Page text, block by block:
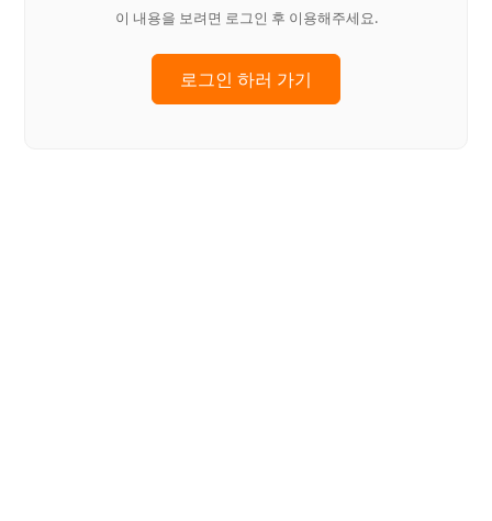
이 내용을 보려면 로그인 후 이용해주세요.
로그인 하러 가기